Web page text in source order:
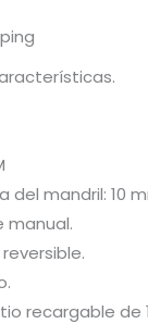
del mandril: 10
manual.
recargable de